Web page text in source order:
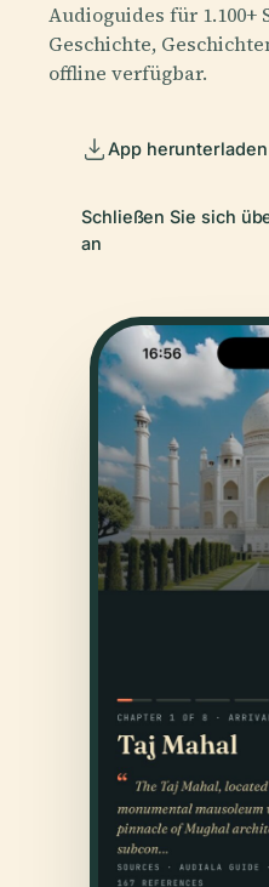
Audioguides für 1.100+
Geschichte,
offline verfügbar.
App herunterladen
Schließen Sie sich
an